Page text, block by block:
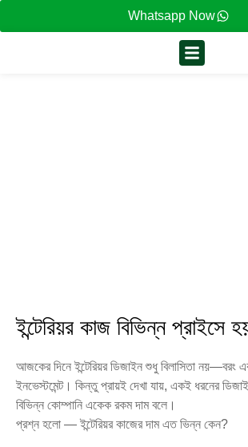
Whatsapp Now
ইন্টেরিয়র কাজ বিভিন্ন প্রাইসে
আজকের দিনে ইন্টেরিয়র ডিজাইন শুধু বিলাসিতা নয়—বরং
ইনভেস্টমেন্ট। কিন্তু প্রায়ই দেখা যায়, একই ধরনের
বিভিন্ন কোম্পানি একেক রকম দাম বলে।
প্রশ্ন হলো — ইন্টেরিয়র কাজের দাম এত ভিন্ন কেন?